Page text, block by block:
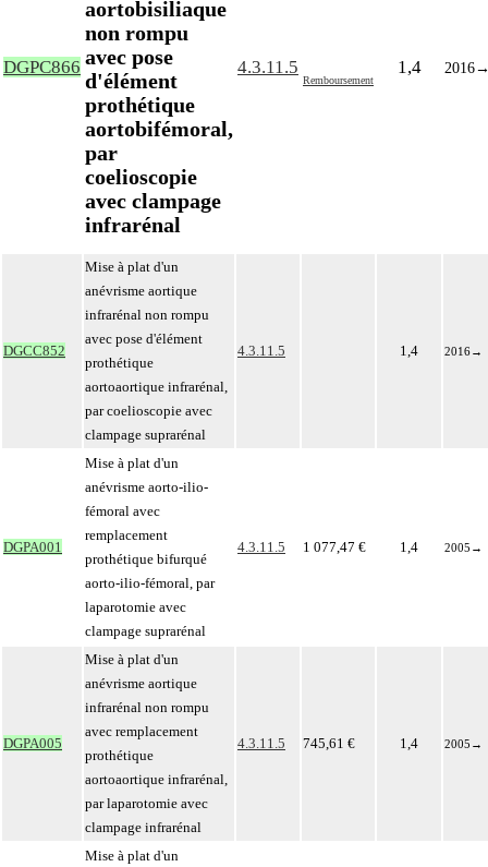
DGPC866
aortobisiliaque
non rompu
avec pose
d'élément
prothétique
aortobifémoral,
par
coelioscopie
avec clampage
infrarénal
4.3.11.5
Remboursement
1,4 2016
DGCC852
Mise à plat d'un
anévrisme aortique
infrarénal non rompu
avec pose d'élément
prothétique
aortoaortique infrarénal,
par coelioscopie avec
clampage suprarénal
4.3.11.5 1,4 2016→
DGPA001
Mise à plat d'un
anévrisme aorto-ilio-
fémoral avec
remplacement
prothétique bifurqué
aorto-ilio-fémoral, par
laparotomie avec
clampage suprarénal
4.3.11.5 1 077,47 € 1,4 2005 →
DGPA005
Mise à plat d'un
anévrisme aortique
infrarénal non rompu
avec remplacement
prothétique
aortoaortique infrarénal,
par laparotomie avec
clampage infrarénal
4.3.11.5 745,61 € 1,4 2005 →
Mise à plat d'un